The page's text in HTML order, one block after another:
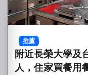
推薦
附近長榮大學及
人，住家買餐用